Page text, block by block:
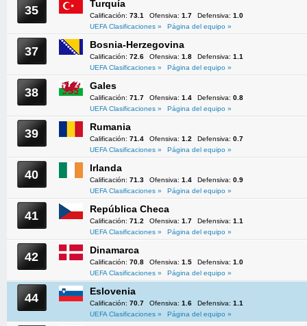
35 Turquía
Calificación: 73.1 Ofensiva: 1.7 Defensiva: 1.0
UEFA Clasificaciones »
Página del equipo »
37 Bosnia-Herzegovina
Calificación: 72.6 Ofensiva: 1.8 Defensiva: 1.1
UEFA Clasificaciones »
Página del equipo »
38 Gales
Calificación: 71.7 Ofensiva: 1.4 Defensiva: 0.8
UEFA Clasificaciones »
Página del equipo »
39 Rumania
Calificación: 71.4 Ofensiva: 1.2 Defensiva: 0.7
UEFA Clasificaciones »
Página del equipo »
40 Irlanda
Calificación: 71.3 Ofensiva: 1.4 Defensiva: 0.9
UEFA Clasificaciones »
Página del equipo »
41 República Checa
Calificación: 71.2 Ofensiva: 1.7 Defensiva: 1.1
UEFA Clasificaciones »
Página del equipo »
42 Dinamarca
Calificación: 70.8 Ofensiva: 1.5 Defensiva: 1.0
UEFA Clasificaciones »
Página del equipo »
44 Eslovenia
Calificación: 70.7 Ofensiva: 1.6 Defensiva: 1.1
UEFA Clasificaciones »
Página del equipo »